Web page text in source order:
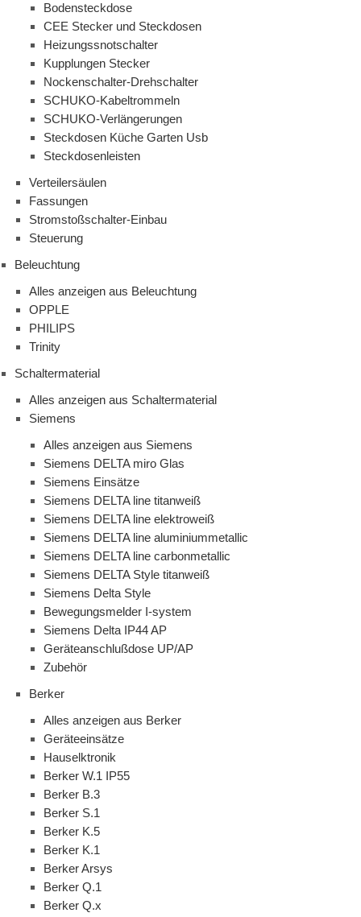
Bodensteckdose
CEE Stecker und Steckdosen
Heizungssnotschalter
Kupplungen Stecker
Nockenschalter-Drehschalter
SCHUKO-Kabeltrommeln
SCHUKO-Verlängerungen
Steckdosen Küche Garten Usb
Steckdosenleisten
Verteilersäulen
Fassungen
Stromstoßschalter-Einbau
Steuerung
Beleuchtung
Alles anzeigen aus Beleuchtung
OPPLE
PHILIPS
Trinity
Schaltermaterial
Alles anzeigen aus Schaltermaterial
Siemens
Alles anzeigen aus Siemens
Siemens DELTA miro Glas
Siemens Einsätze
Siemens DELTA line titanweiß
Siemens DELTA line elektroweiß
Siemens DELTA line aluminiummetallic
Siemens DELTA line carbonmetallic
Siemens DELTA Style titanweiß
Siemens Delta Style
Bewegungsmelder I-system
Siemens Delta IP44 AP
Geräteanschlußdose UP/AP
Zubehör
Berker
Alles anzeigen aus Berker
Geräteeinsätze
Hauselktronik
Berker W.1 IP55
Berker B.3
Berker S.1
Berker K.5
Berker K.1
Berker Arsys
Berker Q.1
Berker Q.x